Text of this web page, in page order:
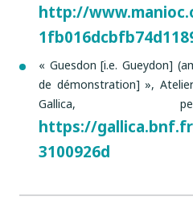
http://
« Guesdon [i.e. Gueydon]
de démonstration] »,
Gallica,
https://
3100926d